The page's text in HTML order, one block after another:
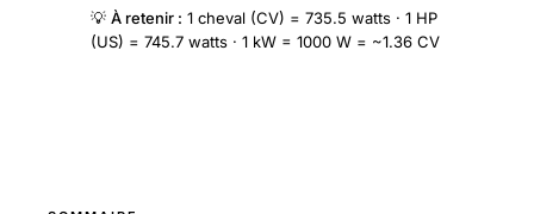
💡 À retenir : 1 cheval (CV) = 735.5 watts · 1 HP
(US) = 745.7 watts · 1 kW = 1000 W = ~1.36 CV